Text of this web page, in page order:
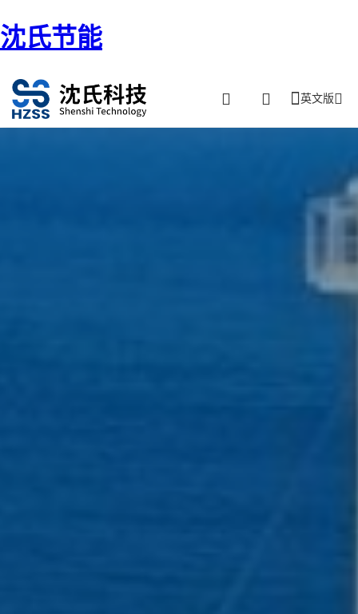
沈氏节能
英文版
首页 / 海工运输船只-FSRU、FLNG、FPSO、煤层气机构